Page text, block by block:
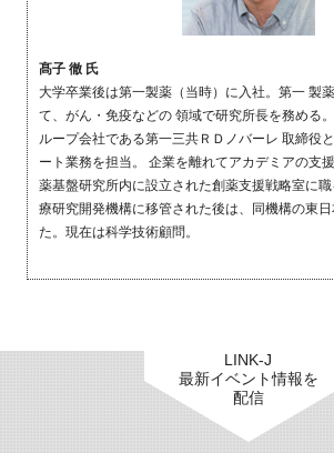
髙子 徹 氏
大学卒業後は第一製薬（当時）に入社。第一 製
て、がん・免疫などの 領域で研究所長を務める
ループ会社である第一三共ＲＤノバーレ 取締役
ート業務を担当。 企業を離れてアカデミアの支
薬基盤研究所内に設立された創薬支援戦略室に
療研究開発機構に移管された後は、同機構の東
た。現在は科学技術顧問。
LINK-J
最新イベント情報を
配信